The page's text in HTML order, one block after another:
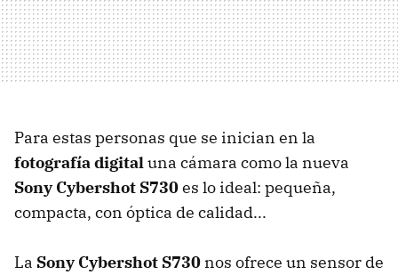
Para estas personas que se inician en la
fotografía digital una cámara como la nueva
Sony Cybershot S730es lo ideal: pequeña,
compacta, con óptica de calidad...
La Sony Cybershot S730 nos ofrece un sensor de